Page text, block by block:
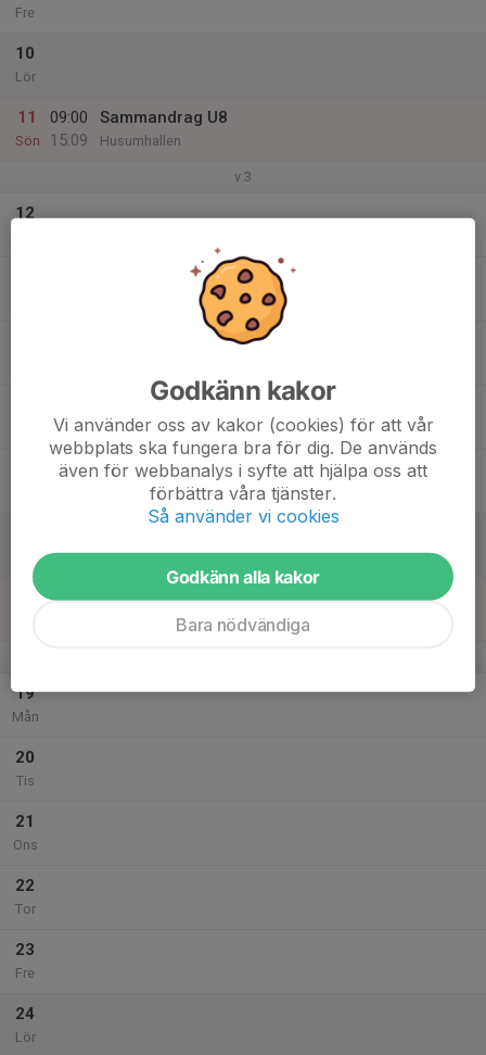
Fre
10
Lör
11
Sön
09:00
15:09
Sammandrag U8
Husumhallen
v.3
12
19
Mån
20
Tis
21
Ons
22
Tor
23
Fre
24
Lör
Godkänn kakor
Vi använder oss av kakor (cookies) för att vår
webbplats ska fungera bra för dig. De används
även för webbanalys i syfte att hjälpa oss att
förbättra våra tjänster.
Så använder vi cookies
Godkänn alla kakor
Bara nödvändiga